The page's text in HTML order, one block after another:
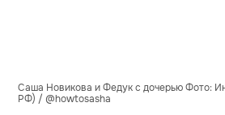
Саша Новикова и Федук с дочерью Фото:
РФ) / @howtosasha